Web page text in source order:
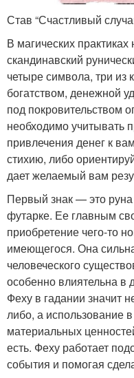
Став “Счастливый
В магических
скандинавский
четыре символа, три
богатством, денежной
под покровительством
необходимо учитывать
привлечения денег к
стихию, либо
дает желаемый вам
Первый знак — это
футарке. Ее главным
приобретение чего-то
имеющегося. Она
человеческого
особенно влиятельна
Феху в гадании значит
либо, а использование
материальных
есть. Феху работает
события и помогая